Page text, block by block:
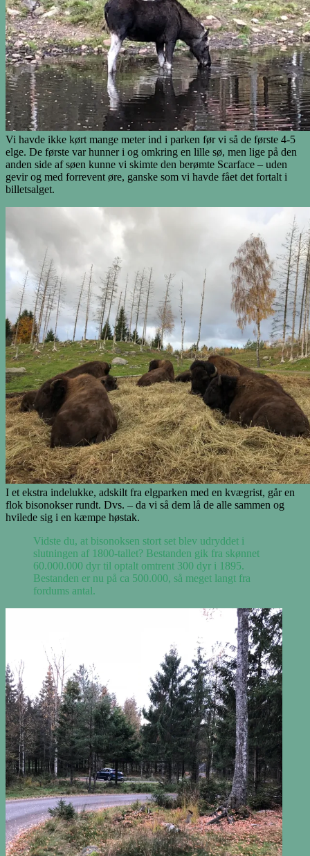
Vi havde ikke kørt mange meter ind i parken før vi så de første 4-5
elge. De første var hunner i og omkring en lille sø, men lige på den
anden side af søen kunne vi skimte den berømte Scarface – uden
gevir og med forrevent øre, ganske som vi havde fået det fortalt i
billetsalget.
I et ekstra indelukke, adskilt fra elgparken med en kvægrist, går en
flok bisonokser rundt. Dvs. – da vi så dem lå de alle sammen og
hvilede sig i en kæmpe høstak.
Vidste du, at bisonoksen stort set blev udryddet i
slutningen af 1800-tallet? Bestanden gik fra skønnet
60.000.000 dyr til optalt omtrent 300 dyr i 1895.
Bestanden er nu på ca 500.000, så meget langt fra
fordums antal.